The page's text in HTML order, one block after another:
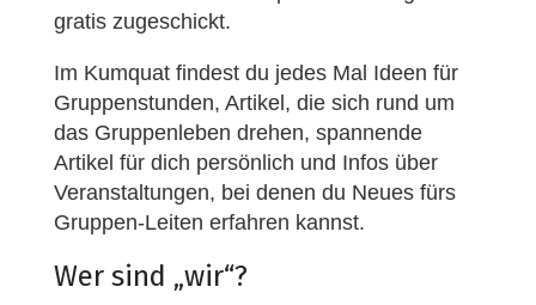
gratis zugeschickt.
Im Kumquat findest du jedes Mal Ideen für
Gruppenstunden, Artikel, die sich rund um
das Gruppenleben drehen, spannende
Artikel für dich persönlich und Infos über
Veranstaltungen, bei denen du Neues fürs
Gruppen-Leiten erfahren kannst.
Wer sind „wir“?